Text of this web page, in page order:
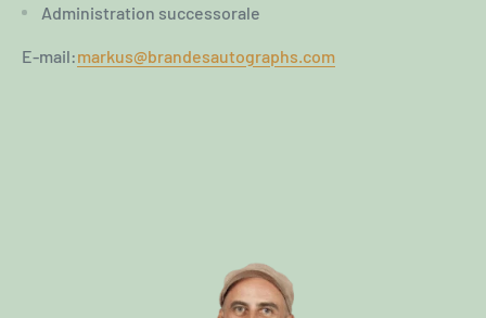
Administration successorale
E-mail:markus@brandesautographs.com